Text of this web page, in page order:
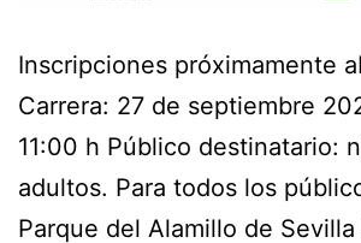
Inscripciones próximamente
Carrera: 27 de septiembre
11:00 h Público destinatario:
adultos. Para todos los
Parque del Alamillo de